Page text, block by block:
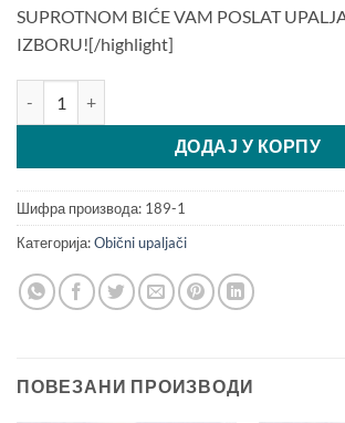
SUPROTNOM BIĆE VAM POSLAT
IZBORU![/highlight]
ДОДАЈ У КОРПУ
Шифра производа: 189-1
Категорија:Obični upaljači
ПОВЕЗАНИ ПРОИЗВОДИ